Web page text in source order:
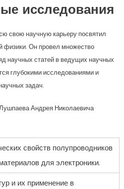
исследования
свою научную карьеру посвятил
физики. Он провел множество
научных статей в ведущих научных
глубокими исследованиями и
задач.
Андрея Николаевича
свойств полупроводников
для электроники.
и их применение в